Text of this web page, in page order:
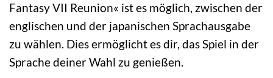
Fantasy VII Reunion« ist es möglich, zwischen der
englischen und der japanischen Sprachausgabe
zu wählen. Dies ermöglicht es dir, das Spiel in der
Sprache deiner Wahl zu genießen.